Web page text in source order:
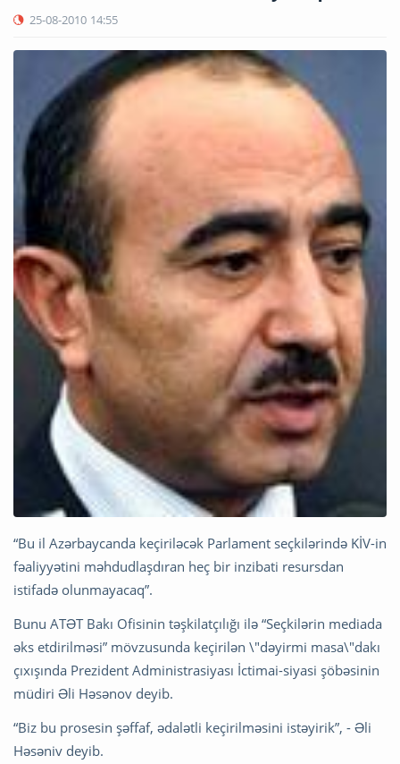
25-08-2010 14:55
“Bu il Azərbaycanda keçiriləcək Parlament seçkilərində KİV-in
fəaliyyətini məhdudlaşdıran heç bir inzibati resursdan
istifadə olunmayacaq”.
Bunu ATƏT Bakı Ofisinin təşkilatçılığı ilə “Seçkilərin mediada
əks etdirilməsi” mövzusunda keçirilən \"dəyirmi masa\"dakı
çıxışında Prezident Administrasiyası İctimai-siyasi şöbəsinin
müdiri Əli Həsənov deyib.
“Biz bu prosesin şəffaf, ədalətli keçirilməsini istəyirik”, - Əli
Həsəniv deyib.